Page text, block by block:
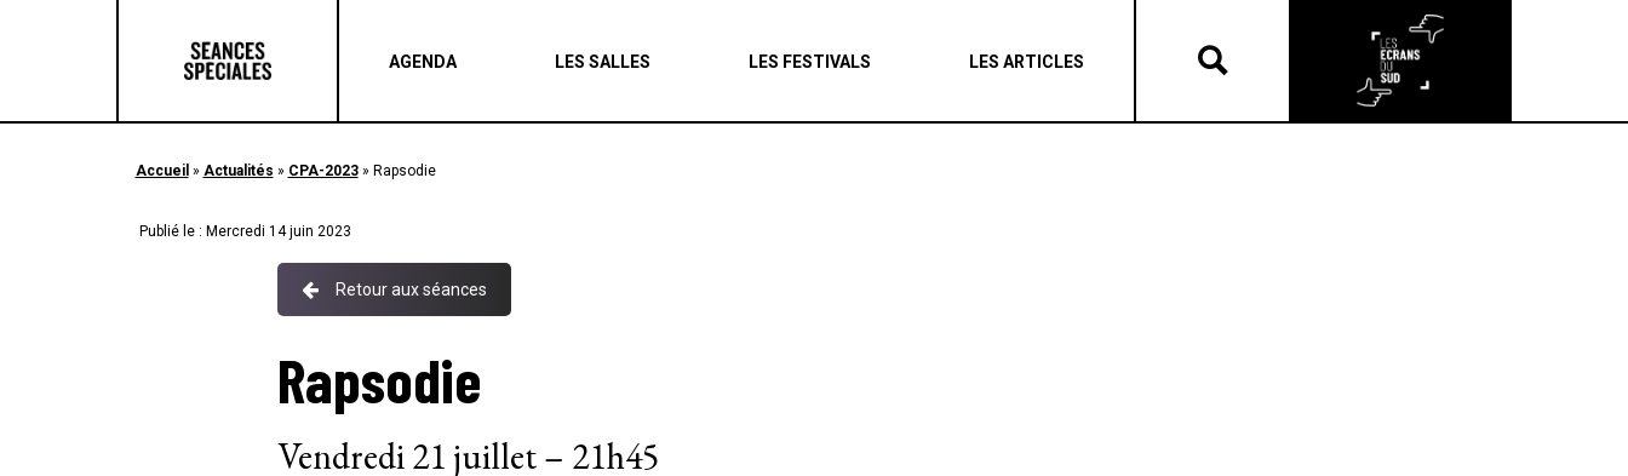
AGENDA LES SALLES LES FESTIVALS LES ARTICLES
Accueil » Actualités » CPA-2023» Rapsodie
Publié le : Mercredi 14 juin 2023
Retour aux séances
Rapsodie
Vendredi 21 juillet – 21h45